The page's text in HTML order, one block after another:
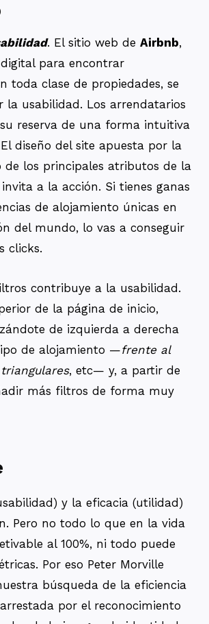
. El sitio web de Airbnb,
para encontrar
toda clase de propiedades, se
la usabilidad. Los arrendatarios
reserva de una forma intuitiva
diseño del site apuesta por la
los principales atributos de la
a la acción. Si tienes ganas
de alojamiento únicas en
del mundo, lo vas a conseguir
clicks.
contribuye a la usabilidad.
de la página de inicio,
de izquierda a derecha
de alojamiento —frente al
, etc— y, a partir de
más filtros de forma muy
y la eficacia (utilidad)
Pero no todo lo que en la vida
al 100%, ni todo puede
Por eso Peter Morville
búsqueda de la eficiencia
por el reconocimiento